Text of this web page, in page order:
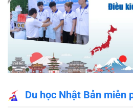
Du học Nhật Bản miễn